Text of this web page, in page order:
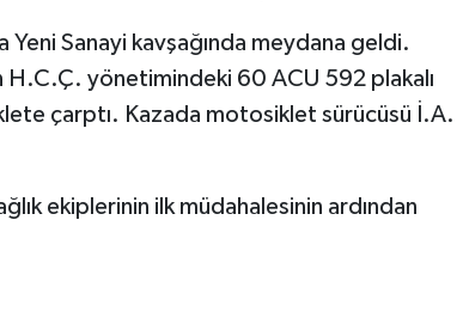
Yeni Sanayi kavşağında meydana geldi.
yönetimindeki 60 ACU 592 plakalı
çarptı. Kazada motosiklet sürücüsü İ.A.
ekiplerinin ilk müdahalesinin ardından